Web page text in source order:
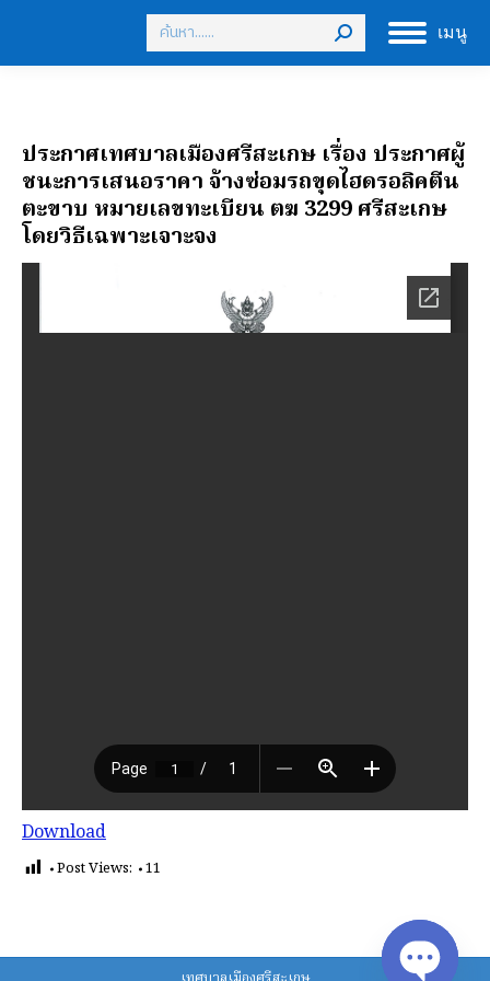
เมนู
Search:
ประกาศเทศบาลเมืองศรีสะเกษ เรื่อง ประกาศผู้
ชนะการเสนอราคา จ้างซ่อมรถขุดไฮดรอลิคตีน
ตะขาบ หมายเลขทะเบียน ตฆ 3299 ศรีสะเกษ
โดยวิธีเฉพาะเจาะจง
Download
Post Views: 11